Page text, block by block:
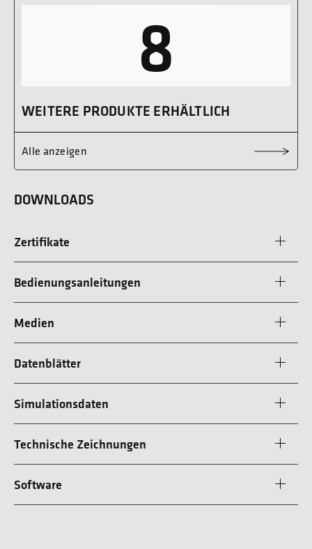
8
WEITERE PRODUKTE ERHÄLTLICH
Alle anzeigen
DOWNLOADS
Zertifikate
Bedienungsanleitungen
Medien
Datenblätter
Simulationsdaten
Technische Zeichnungen
Software